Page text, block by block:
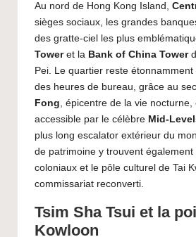
Au nord de Hong Kong Island,
sièges sociaux, les grandes
des gratte-ciel les plus
Toweret la Bank of China Tower
Pei. Le quartier reste
des heures de bureau, grâce au
Fong, épicentre de la vie nocturne,
accessible par le célèbre Mid-
plus long escalator extérieur du
de patrimoine y trouvent également
coloniaux et le pôle culturel de Tai
commissariat reconverti.
Tsim Sha Tsui et la
Kowloon